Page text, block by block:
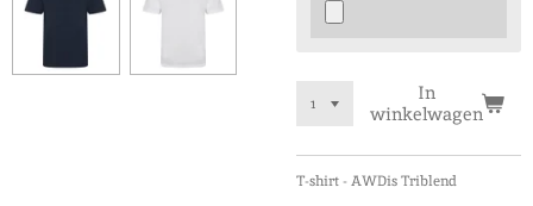
In
winkelwagen
T-shirt - AWDis Triblend